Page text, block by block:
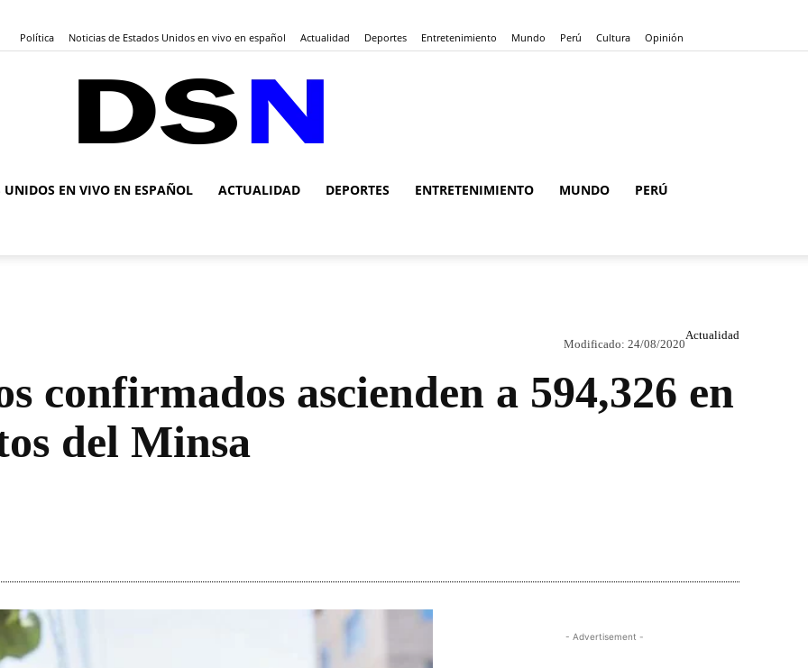
Política Noticias de Estados Unidos en vivo en español Actualidad Deportes Entretenimiento Mundo Perú Cultura Opinión
UNIDOS EN VIVO EN ESPAÑOL ACTUALIDAD DEPORTES ENTRETENIMIENTO MUNDO PERÚ
Actualidad
Modificado: 24/08/2020
confirmados ascienden a 594,326 en
del Minsa
- Advertisement -